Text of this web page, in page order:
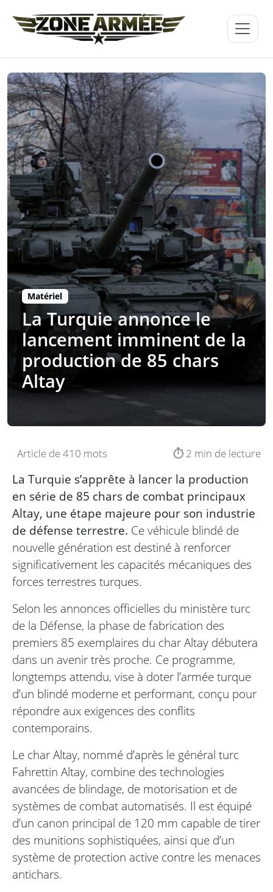
Matériel
La Turquie annonce le
lancement imminent de la
production de 85 chars
Altay
Article de 410 mots ⏱️ 2 min de lecture
La Turquie s’apprête à lancer la production
en série de 85 chars de combat principaux
Altay, une étape majeure pour son industrie
de défense terrestre. Ce véhicule blindé de
nouvelle génération est destiné à renforcer
significativement les capacités mécaniques des
forces terrestres turques.
Selon les annonces officielles du ministère turc
de la Défense, la phase de fabrication des
premiers 85 exemplaires du char Altay débutera
dans un avenir très proche. Ce programme,
longtemps attendu, vise à doter l’armée turque
d’un blindé moderne et performant, conçu pour
répondre aux exigences des conflits
contemporains.
Le char Altay, nommé d’après le général turc
Fahrettin Altay, combine des technologies
avancées de blindage, de motorisation et de
systèmes de combat automatisés. Il est équipé
d’un canon principal de 120 mm capable de tirer
des munitions sophistiquées, ainsi que d’un
système de protection active contre les menaces
antichars.